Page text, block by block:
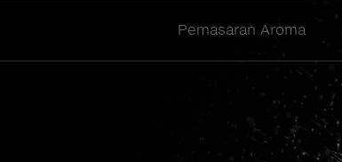
Pemasaran Aroma